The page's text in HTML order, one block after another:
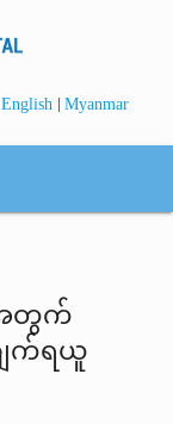
English | Myanmar
အတွက်
က်ရယူ